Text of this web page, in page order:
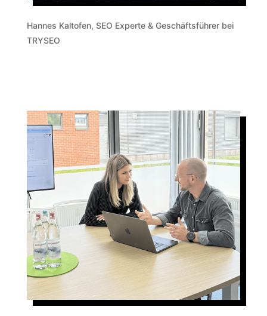
Hannes Kaltofen, SEO Experte & Geschäftsführer bei
TRYSEO